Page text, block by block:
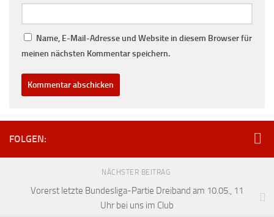
Name, E-Mail-Adresse und Website in diesem Browser für
meinen nächsten Kommentar speichern.
FOLGEN:
NÄCHSTER BEITRAG
Vorerst letzte Bundesliga-Partie Dreiband am 10.05., 11
Uhr bei uns im Club